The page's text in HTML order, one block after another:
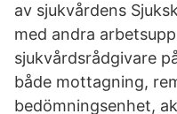
av sjukvårdens
med andra
sjukvårdsrådgivare
både mottagning,
bedömningsenhet,